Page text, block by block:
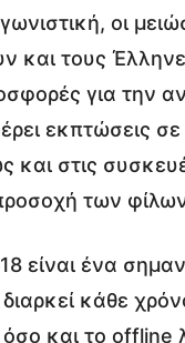
οι
και τους
για την
εκπτώσεις
και στις
των
είναι ένα
κάθε
και το offline